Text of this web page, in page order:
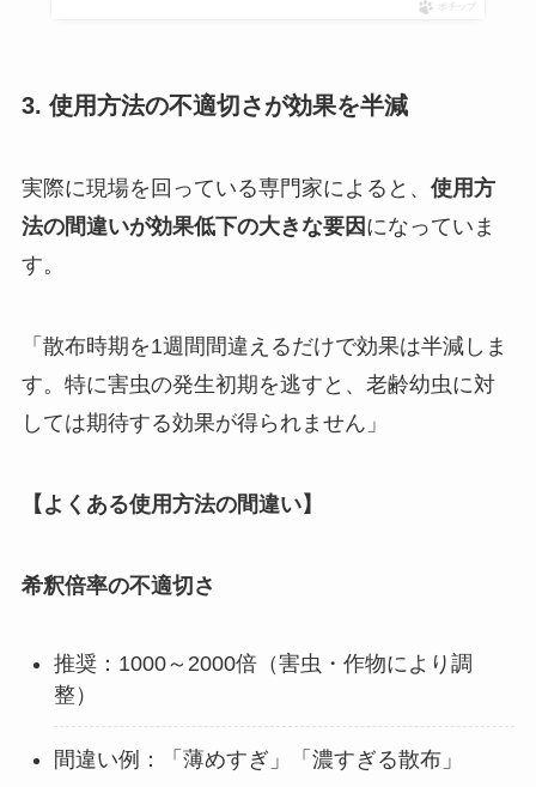
ポチップ
3. 使用方法の不適切さが効果を半減
実際に現場を回っている専門家によると、 使用方
法の間違いが効果低下の大きな要因 になっていま
す。
「散布時期を1週間間違えるだけで効果は半減しま
す。特に害虫の発生初期を逃すと、老齢幼虫に対
しては期待する効果が得られません」
【よくある使用方法の間違い】
希釈倍率の不適切さ
推奨：1000～2000倍（害虫・作物により調
整）
間違い例：「薄めすぎ」「濃すぎる散布」